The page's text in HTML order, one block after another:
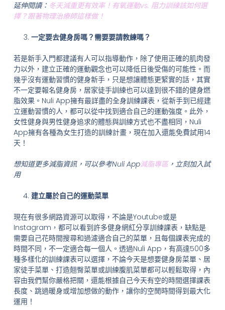
延伸閱讀： 冬天減重更有效率！有氧運動vs. 阻力訓練該如何選
擇？跟著物理治療師這樣做！
一定要去健身房嗎？需要要請教練嗎？
若是新手入門都建議有人可以指導動作，除了使用正確的肌肉發
力以外，建立正確的運動觀念也可以降低日後受傷的可能性。而
幾乎沒有運動習慣的健身新手，只是想讓體態更緊實的話，其實
不一定要報名健身房，居家徒手訓練也可以達到很不錯的健身燃
脂效果。Nuli App擁有最詳盡的全身訓練課表，從新手到已經建
立運動習慣的人，都可以從中找到適合自己的運動強度。此外，
女性健身與男性健身追求的體態與訓練方式也不盡相同，Nuli
App擁有各種為女生打造的訓練計畫，現在加入還能免費試用14
天！
想知道更多減脂資訊，可以參考Nuli App減脂專區，立刻加入試
用
建立屬於自己的運動菜單
現在有很多網路資源可以取得，不論是Youtube或是
Instagram，都可以看到許多健身網紅分享訓練課表，缺點是
需要自己花時間搜尋和過濾適合自己的菜單，且每個課表完成的
時間不同，不一定適合每一個人。透過Nuli App，有高達500多
種多樣化的訓練課表可以選擇，不論今天是想要健身房菜單、居
家徒手菜單、打造翹臀菜單或訓練腹肌菜單都可以輕鬆取得，內
容由我們幫你嚴格把關，還能根據自己今天有空的時間選擇課表
長度、跳過暖身或增加想做的動作，讓你的空閒時間得到最大化
運用！